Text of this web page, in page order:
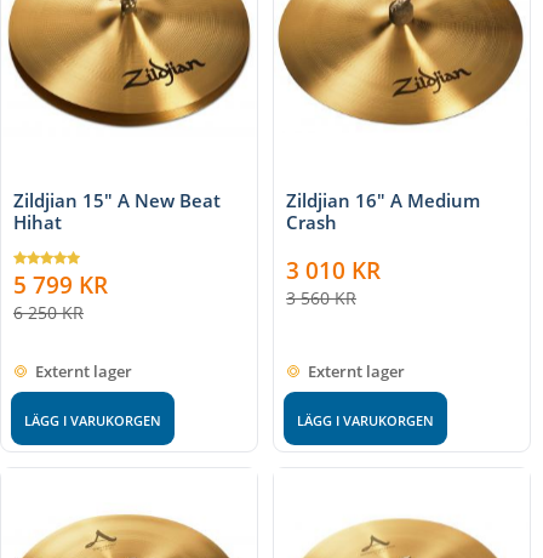
Zildjian 15" A New Beat
Hihat
5 799 KR
6 250KR
Externt lager
LÄGG I VARUKORGEN
Zildjian 16" A Medium
Crash
3 010 KR
3 560KR
Externt lager
LÄGG I VARUKORGEN